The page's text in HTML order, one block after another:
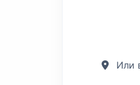
Или